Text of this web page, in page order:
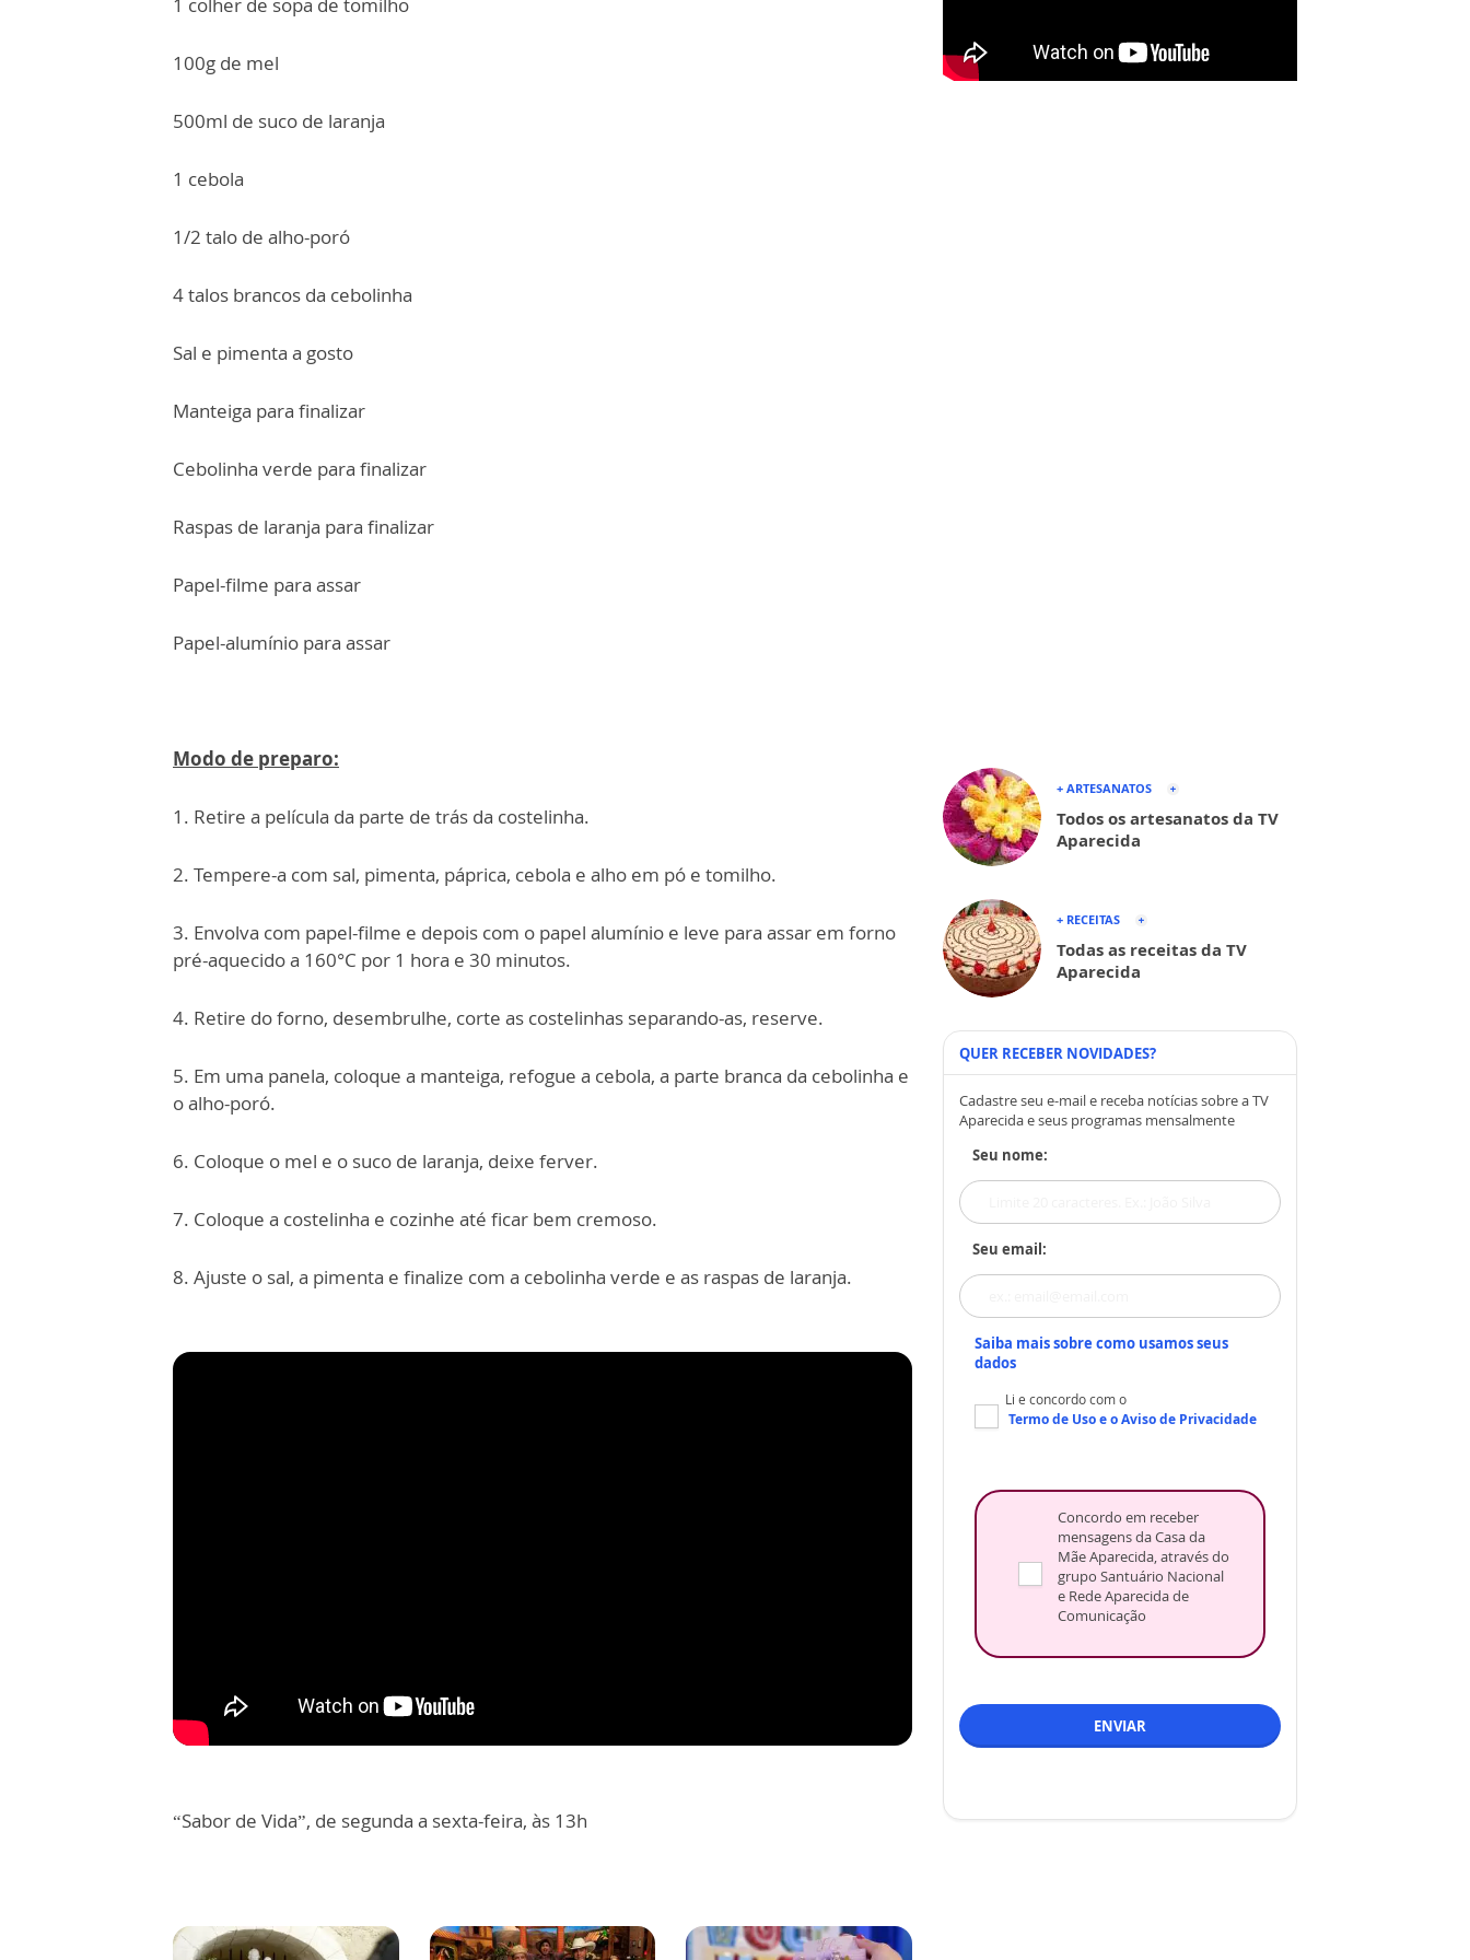
1 colher de sopa de tomilho
100g de mel
500ml de suco de laranja
1 cebola
1/2 talo de alho-poró
4 talos brancos da cebolinha
Sal e pimenta a gosto
Manteiga para finalizar
Cebolinha verde para finalizar
Raspas de laranja para finalizar
Papel-filme para assar
Papel-alumínio para assar
Modo de preparo:
1. Retire a película da parte de trás da costelinha.
2. Tempere-a com sal, pimenta, páprica, cebola e alho em pó e tomilho.
3. Envolva com papel-filme e depois com o papel alumínio e leve para assar em forno
pré-aquecido a 160°C por 1 hora e 30 minutos.
4. Retire do forno, desembrulhe, corte as costelinhas separando-as, reserve.
5. Em uma panela, coloque a manteiga, refogue a cebola, a parte branca da cebolinha e
o alho-poró.
6. Coloque o mel e o suco de laranja, deixe ferver.
7. Coloque a costelinha e cozinhe até ficar bem cremoso.
8. Ajuste o sal, a pimenta e finalize com a cebolinha verde e as raspas de laranja.
“Sabor de Vida”, de segunda a sexta-feira, às 13h
+ ARTESANATOS
Todos os artesanatos da TV
Aparecida
+ RECEITAS
Todas as receitas da TV
Aparecida
QUER RECEBER NOVIDADES?
Cadastre seu e-mail e receba notícias sobre a TV
Aparecida e seus programas mensalmente
Seu nome:
Seu email:
Saiba mais sobre como usamos seus
dados
Li e concordo com o
Termo de Usoe oAviso de Privacidade
Concordo em receber
mensagens da Casa da
Mãe Aparecida, através do
grupo Santuário Nacional
e Rede Aparecida de
Comunicação
ENVIAR